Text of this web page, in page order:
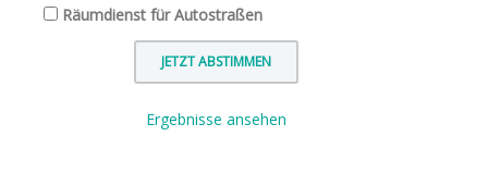
Räumdienst für Autostraßen
Ergebnisse ansehen